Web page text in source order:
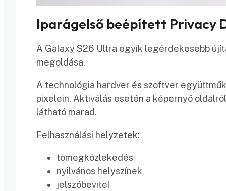
Iparágelső beépített Privacy
A Galaxy S26 Ultra egyik legérdekesebb
megoldása.
A technológia hardver és szoftver
pixelein. Aktiválás esetén a képernyő
látható marad.
Felhasználási helyzetek:
tömegközlekedés
nyilvános helyszínek
jelszóbevitel